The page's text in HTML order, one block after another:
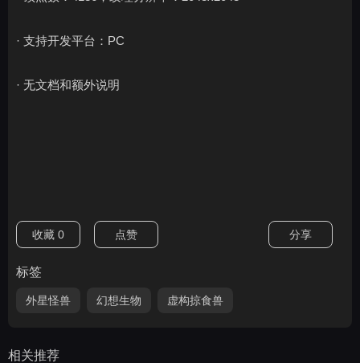
· 支持开发平台：PC
· 无文档和额外说明
收藏 0 点赞 分享
标签
外星怪兽 幻想生物 虚构掠食兽
相关推荐